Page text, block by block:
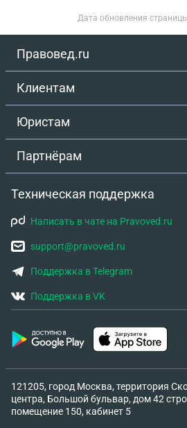
Дата обновления страницы
Правовед.ru
Клиентам
Юристам
Партнёрам
Техническая поддержка
Написать в чате на Pravoved.ru
support@pravoved.ru
Поддержка в Telegram
Поддержка в VK
121205, город Москва, территория
центра, Большой бульвар, дом 42
помещение 150, кабинет 5